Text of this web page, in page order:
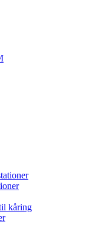
kåring